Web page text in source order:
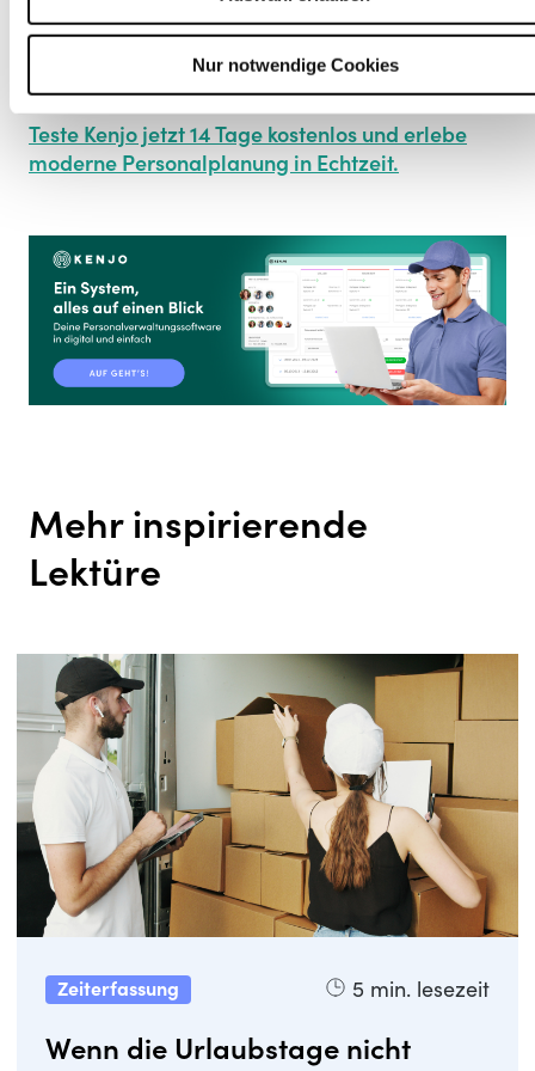
Nur notwendige Cookies
telefonieren zu müssen? Erfahre, wie Kenjo dir
hilft, alle Standorte und mobilen Teams in einer
einzigen Übersicht zu verwalten.
Teste Kenjo jetzt 14 Tage kostenlos und erlebe
moderne Personalplanung in Echtzeit.
Mehr inspirierende
Lektüre
Zeiterfassung 5 min. lesezeit
Wenn die Urlaubstage nicht